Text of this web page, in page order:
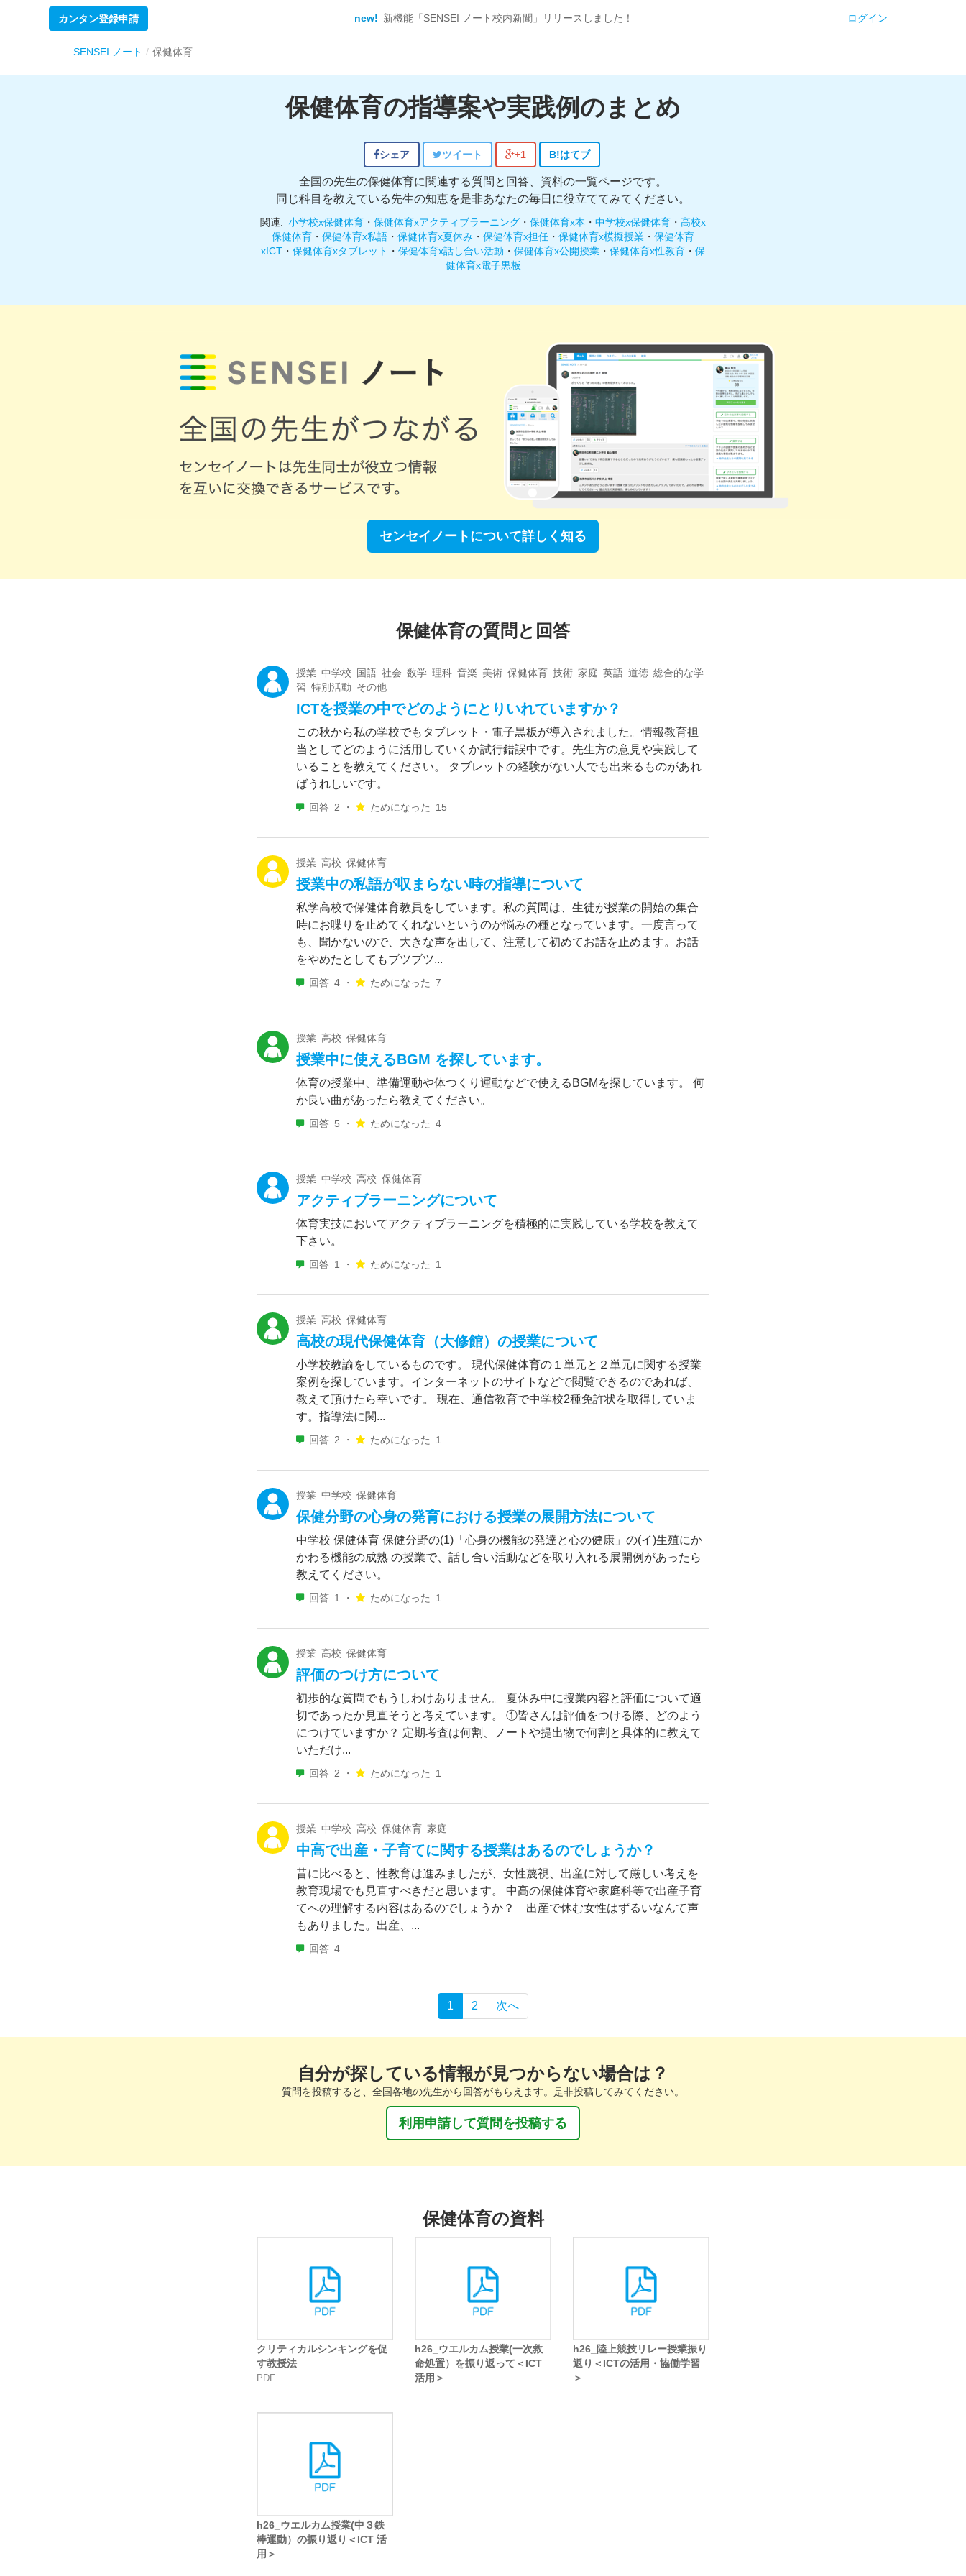
カンタン登録申請 new! 新機能「SENSEI ノート校内新聞」リリースしました！ ログイン
SENSEI ノート 保健体育
保健体育の指導案や実践例のまとめ
シェア ツイート +1 B!はてブ
全国の先生の保健体育に関連する質問と回答、資料の一覧ページです。
同じ科目を教えている先生の知恵を是非あなたの毎日に役立ててみてください。
関連: 小学校x保健体育 ・ 保健体育xアクティブラーニング ・ 保健体育x本 ・ 中学校x保健体育 ・ 高校x
保健体育 ・ 保健体育x私語 ・ 保健体育x夏休み ・ 保健体育x担任 ・ 保健体育x模擬授業 ・ 保健体育
xICT ・ 保健体育xタブレット ・ 保健体育x話し合い活動 ・ 保健体育x公開授業 ・ 保健体育x性教育 ・ 保
健体育x電子黒板
センセイノートについて詳しく知る
保健体育の質問と回答
授業 中学校 国語 社会 数学 理科 音楽 美術 保健体育 技術 家庭 英語 道徳 総合的な学
習 特別活動 その他
ICTを授業の中でどのようにとりいれていますか？
この秋から私の学校でもタブレット・電子黒板が導入されました。情報教育担
当としてどのように活用していくか試行錯誤中です。先生方の意見や実践して
いることを教えてください。 タブレットの経験がない人でも出来るものがあれ
ばうれしいです。
回答 2 ・ ためになった 15
授業 高校 保健体育
授業中の私語が収まらない時の指導について
私学高校で保健体育教員をしています。私の質問は、生徒が授業の開始の集合
時にお喋りを止めてくれないというのが悩みの種となっています。一度言って
も、聞かないので、大きな声を出して、注意して初めてお話を止めます。お話
をやめたとしてもブツブツ...
回答 4 ・ ためになった 7
授業 高校 保健体育
授業中に使えるBGM を探しています。
体育の授業中、準備運動や体つくり運動などで使えるBGMを探しています。 何
か良い曲があったら教えてください。
回答 5 ・ ためになった 4
授業 中学校 高校 保健体育
アクティブラーニングについて
体育実技においてアクティブラーニングを積極的に実践している学校を教えて
下さい。
回答 1 ・ ためになった 1
授業 高校 保健体育
高校の現代保健体育（大修館）の授業について
小学校教諭をしているものです。 現代保健体育の１単元と２単元に関する授業
案例を探しています。インターネットのサイトなどで閲覧できるのであれば、
教えて頂けたら幸いです。 現在、通信教育で中学校2種免許状を取得していま
す。指導法に関...
回答 2 ・ ためになった 1
授業 中学校 保健体育
保健分野の心身の発育における授業の展開方法について
中学校 保健体育 保健分野の(1)「心身の機能の発達と心の健康」の(イ)生殖にか
かわる機能の成熟 の授業で、話し合い活動などを取り入れる展開例があったら
教えてください。
回答 1 ・ ためになった 1
授業 高校 保健体育
評価のつけ方について
初歩的な質問でもうしわけありません。 夏休み中に授業内容と評価について適
切であったか見直そうと考えています。 ①皆さんは評価をつける際、どのよう
につけていますか？ 定期考査は何割、ノートや提出物で何割と具体的に教えて
いただけ...
回答 2 ・ ためになった 1
授業 中学校 高校 保健体育 家庭
中高で出産・子育てに関する授業はあるのでしょうか？
昔に比べると、性教育は進みましたが、女性蔑視、出産に対して厳しい考えを
教育現場でも見直すべきだと思います。 中高の保健体育や家庭科等で出産子育
てへの理解する内容はあるのでしょうか？ 出産で休む女性はずるいなんて声
もありました。出産、...
回答 4
1 2 次へ
自分が探している情報が見つからない場合は？
質問を投稿すると、全国各地の先生から回答がもらえます。是非投稿してみてください。
利用申請して質問を投稿する
保健体育の資料
クリティカルシンキングを促
す教授法
PDF
h26_ウエルカム授業(一次救
命処置）を振り返って＜ICT
活用＞
h26_陸上競技リレー授業振り
返り＜ICTの活用・協働学習
＞
h26_ウエルカム授業(中３鉄
棒運動）の振り返り＜ICT 活
用＞